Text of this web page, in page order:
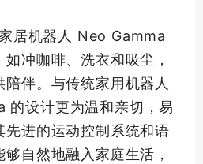
居机器人 Neo Gamma
冲咖啡、洗衣和吸尘，
陪伴。与传统家用机器人
的设计更为温和亲切，易
先进的运动控制系统和语
自然地融入家庭生活，